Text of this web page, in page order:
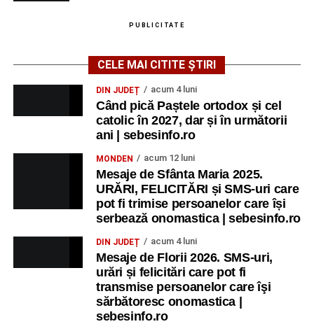
PUBLICITATE
CELE MAI CITITE ȘTIRI
DIN JUDEȚ acum 4 luni
Când pică Paștele ortodox și cel
catolic în 2027, dar și în următorii
ani | sebesinfo.ro
MONDEN acum 12 luni
Mesaje de Sfânta Maria 2025.
URĂRI, FELICITĂRI și SMS-uri care
pot fi trimise persoanelor care își
serbează onomastica | sebesinfo.ro
DIN JUDEȚ acum 4 luni
Mesaje de Florii 2026. SMS-uri,
urări și felicitări care pot fi
transmise persoanelor care îşi
sărbătoresc onomastica |
sebesinfo.ro